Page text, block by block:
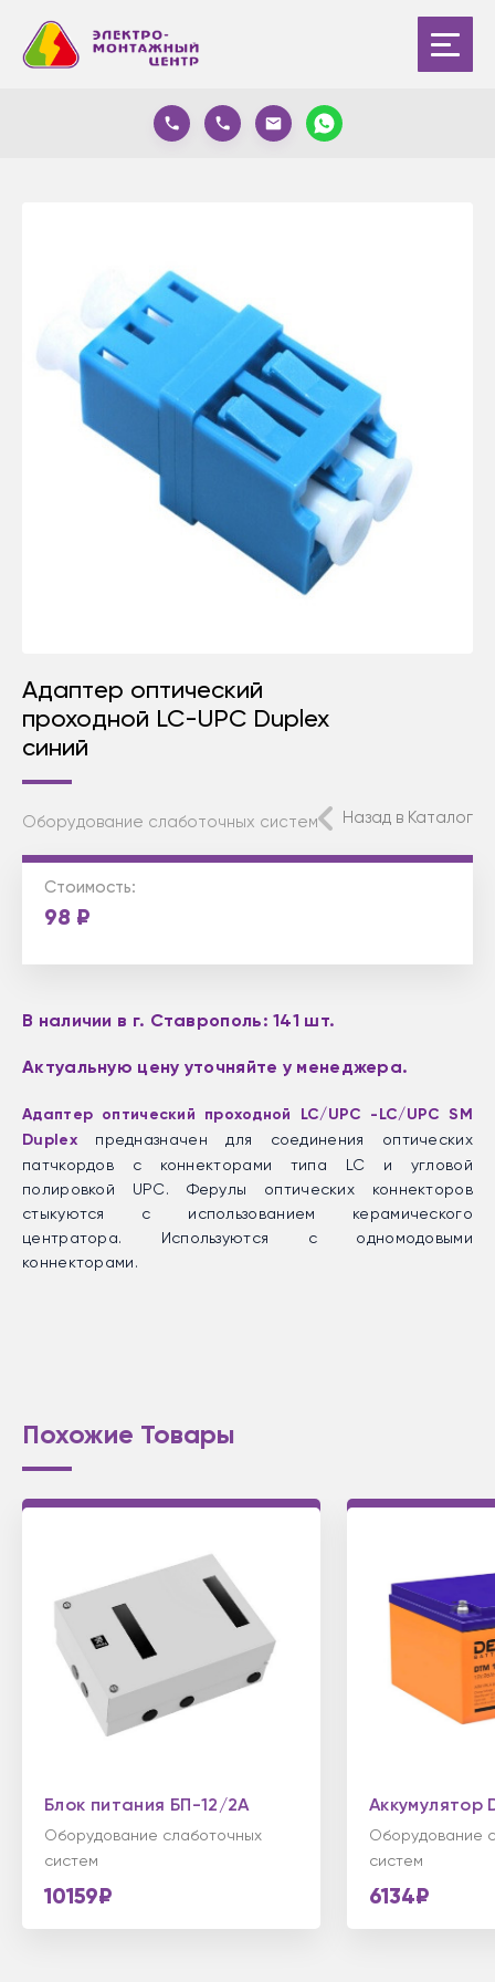
Адаптер оптический
проходной LC-UPC Duplex
синий
Оборудование слаботочных систем Назад в Каталог
Стоимость:
98 ₽
В наличии в г. Ставрополь: 141 шт.
Актуальную цену уточняйте у менеджера.
Адаптер оптический проходной LC/UPC -LC/UPC SM
Duplex предназначен для соединения оптических
патчкордов с коннекторами типа LC и угловой
полировкой UPC. Ферулы оптических коннекторов
стыкуются с использованием керамического
центратора. Используются с одномодовыми
коннекторами.
Похожие Товары
Блок питания БП-12/2А
Оборудование слаботочных
систем
10159₽
Аккумулятор
Оборудование
систем
6134₽